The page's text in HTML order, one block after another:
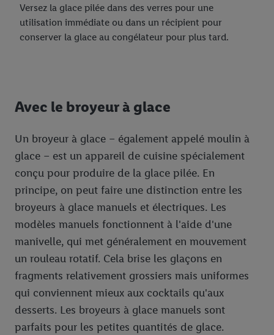
Versez la glace pilée dans des verres pour une
utilisation immédiate ou dans un récipient pour
conserver la glace au congélateur pour plus tard.
Avec le broyeur à glace
Un broyeur à glace – également appelé moulin à
glace – est un appareil de cuisine spécialement
conçu pour produire de la glace pilée. En
principe, on peut faire une distinction entre les
broyeurs à glace manuels et électriques. Les
modèles manuels fonctionnent à l'aide d'une
manivelle, qui met généralement en mouvement
un rouleau rotatif. Cela brise les glaçons en
fragments relativement grossiers mais uniformes
qui conviennent mieux aux cocktails qu'aux
desserts. Les broyeurs à glace manuels sont
parfaits pour les petites quantités de glace.